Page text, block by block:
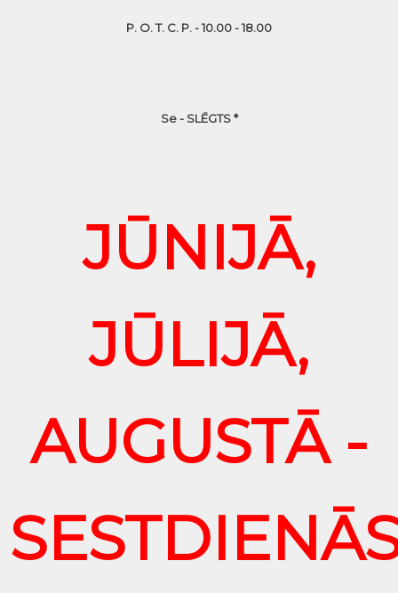
P. O. T. C. P. - 10.00 - 18.00
Se - SLĒGTS *
JŪNIJĀ,
JŪLIJĀ,
AUGUSTĀ -